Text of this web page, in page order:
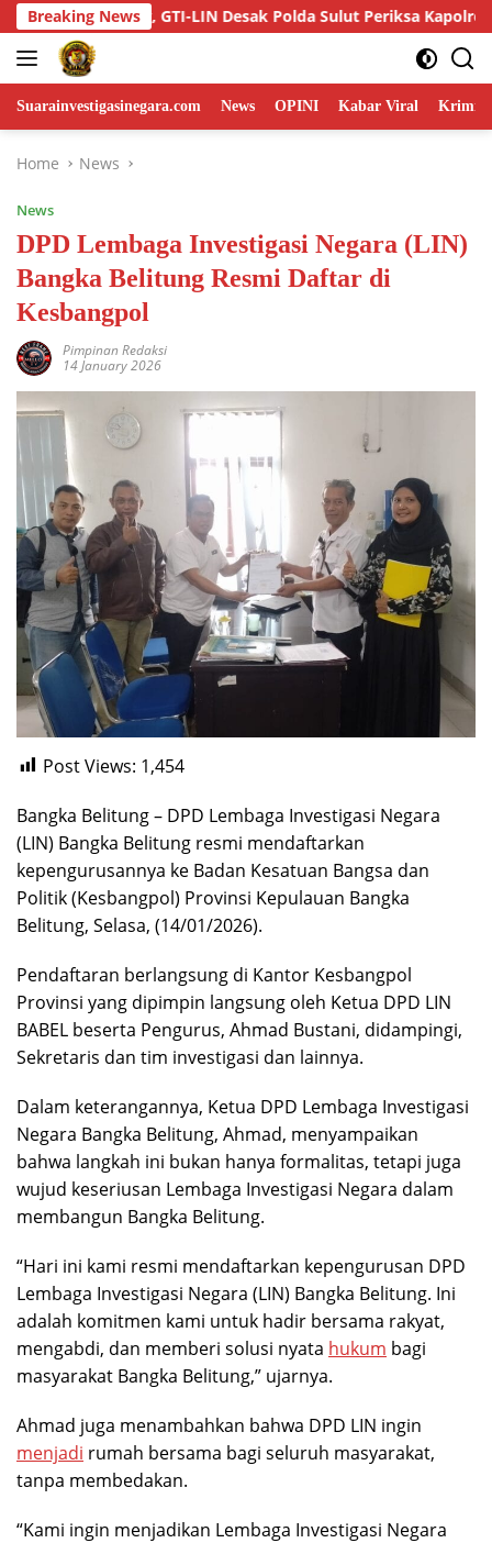
Skip
to
content
Breaking News
Kapolres dan Panitia Dua Unit Dryer Jagung di
Suarainvestigasinegara.com News OPINI Kabar Viral
Home News
News
DPD Lembaga Investigasi Negara (LIN)
Bangka Belitung Resmi Daftar di
Kesbangpol
Pimpinan Redaksi
14 January 2026
Post Views: 1,454
Bangka Belitung – DPD Lembaga Investigasi Negara
(LIN) Bangka Belitung resmi mendaftarkan
kepengurusannya ke Badan Kesatuan Bangsa dan
Politik (Kesbangpol) Provinsi Kepulauan Bangka
Belitung, Selasa, (14/01/2026).
Pendaftaran berlangsung di Kantor Kesbangpol
Provinsi yang dipimpin langsung oleh Ketua DPD LIN
BABEL beserta Pengurus, Ahmad Bustani, didampingi,
Sekretaris dan tim investigasi dan lainnya.
Dalam keterangannya, Ketua DPD Lembaga Investigasi
Negara Bangka Belitung, Ahmad, menyampaikan
bahwa langkah ini bukan hanya formalitas, tetapi juga
wujud keseriusan Lembaga Investigasi Negara dalam
membangun Bangka Belitung.
“Hari ini kami resmi mendaftarkan kepengurusan DPD
Lembaga Investigasi Negara (LIN) Bangka Belitung. Ini
adalah komitmen kami untuk hadir bersama rakyat,
mengabdi, dan memberi solusi nyata hukum bagi
masyarakat Bangka Belitung,” ujarnya.
Ahmad juga menambahkan bahwa DPD LIN ingin
menjadi rumah bersama bagi seluruh masyarakat,
tanpa membedakan.
“Kami ingin menjadikan Lembaga Investigasi Negara